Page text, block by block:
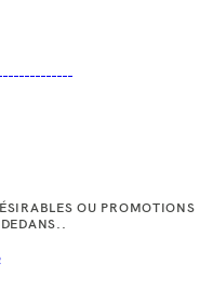
OU PROMOTIONS